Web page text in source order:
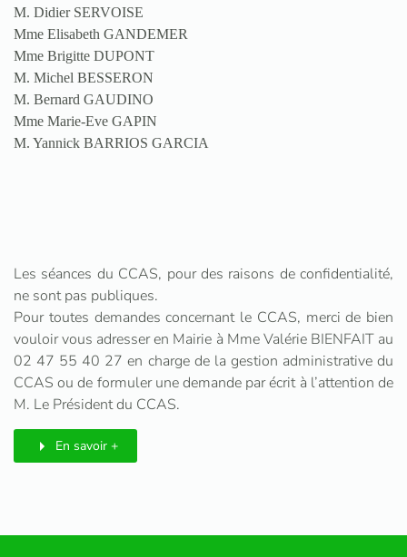
M. Didier SERVOISE
Mme Elisabeth GANDEMER
Mme Brigitte DUPONT
M. Michel BESSERON
M. Bernard GAUDINO
Mme Marie-Eve GAPIN
M. Yannick BARRIOS GARCIA
Les séances du CCAS, pour des raisons de confidentialité,
ne sont pas publiques.
Pour toutes demandes concernant le CCAS, merci de bien
vouloir vous adresser en Mairie à Mme Valérie BIENFAIT au
02 47 55 40 27 en charge de la gestion administrative du
CCAS ou de formuler une demande par écrit à l’attention de
M. Le Président du CCAS.
En savoir +